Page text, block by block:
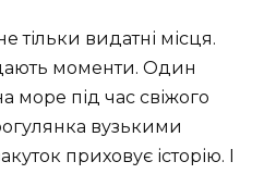
тільки видатні місця.
моменти. Один
море під час свіжого
вузькими
приховує історію. І